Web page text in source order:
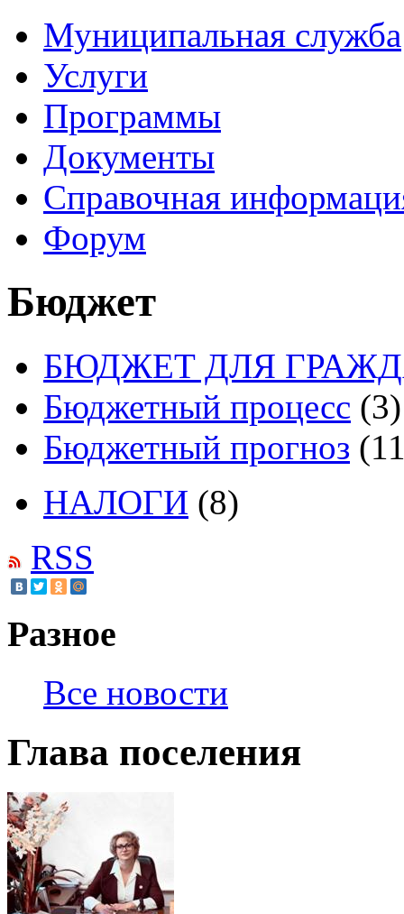
Муниципальная служба
Услуги
Программы
Документы
Справочная
Форум
Бюджет
БЮДЖЕТ ДЛЯ
Бюджетный процесс (3)
Бюджетный прогноз
НАЛОГИ (8)
RSS
Разное
Все новости
Глава поселения